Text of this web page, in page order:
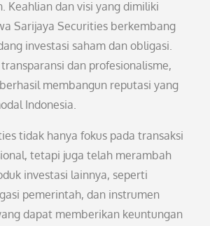
Keahlian dan visi yang dimiliki
Sarijaya Securities berkembang
investasi saham dan obligasi.
dan profesionalisme,
membangun reputasi yang
Indonesia.
tidak hanya fokus pada transaksi
tetapi juga telah merambah
investasi lainnya, seperti
pemerintah, dan instrumen
dapat memberikan keuntungan